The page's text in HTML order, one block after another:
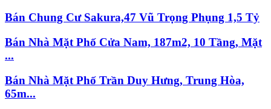
Bán Chung Cư Sakura,47 Vũ Trọng Phụng 1,5 Tỷ
Bán Nhà Mặt Phố Cửa Nam, 187m2, 10 Tầng, Mặt
...
Bán Nhà Mặt Phố Trần Duy Hưng, Trung Hòa,
65m...